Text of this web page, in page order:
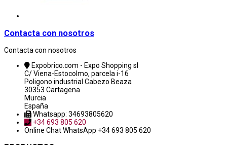
Contacta con nosotros
Contacta con nosotros
Expobrico.com - Expo Shopping sl
C/ Viena-Estocolmo, parcela i-16
Poligono industrial Cabezo Beaza
30353 Cartagena
Murcia
España
Whatsapp: 34693805620
+34 693 805 620
Online ChatWhatsApp +34 693 805 620